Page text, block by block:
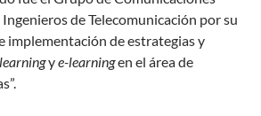
Ingenieros de Telecomunicación por su
implementación de estrategias y
ye-learningen el área de